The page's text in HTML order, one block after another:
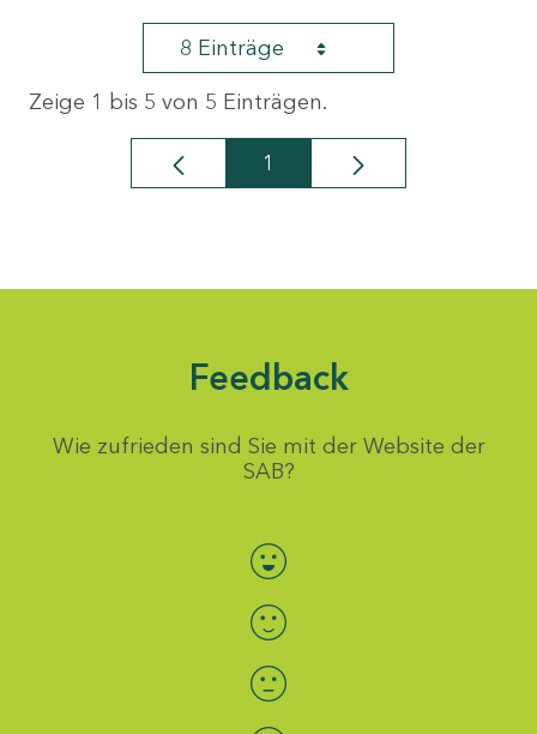
8 Einträge
Zeige 1 bis 5 von 5 Einträgen.
Seite
1
Feedback
Wie zufrieden sind Sie mit der Website der
SAB?
Bewertung auswählen